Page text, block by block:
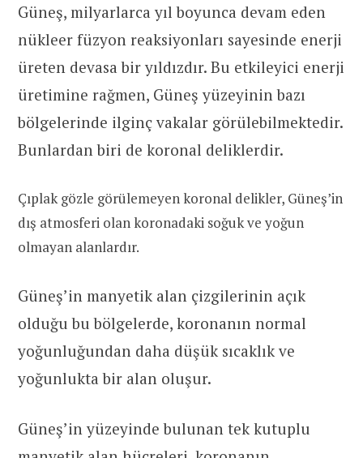
Güneş, milyarlarca yıl boyunca devam eden
nükleer füzyon reaksiyonları sayesinde enerji
üreten devasa bir yıldızdır. Bu etkileyici enerji
üretimine rağmen, Güneş yüzeyinin bazı
bölgelerinde ilginç vakalar görülebilmektedir.
Bunlardan biri de koronal deliklerdir.
Çıplak gözle görülemeyen koronal delikler, Güneş’in
dış atmosferi olan koronadaki soğuk ve yoğun
olmayan alanlardır.
Güneş’in manyetik alan çizgilerinin açık
olduğu bu bölgelerde, koronanın normal
yoğunluğundan daha düşük sıcaklık ve
yoğunlukta bir alan oluşur.
Güneş’in yüzeyinde bulunan tek kutuplu